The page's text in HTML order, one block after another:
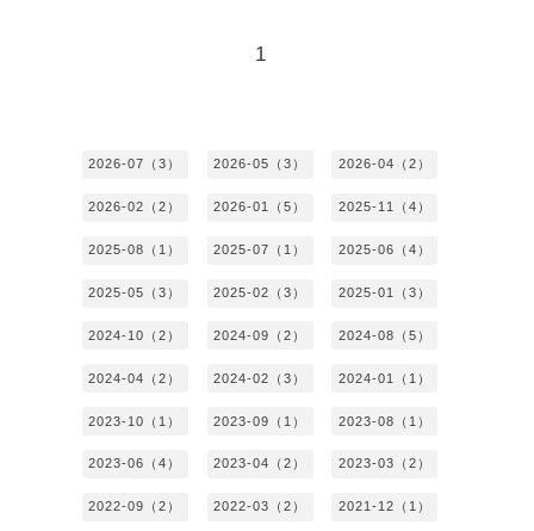
1
2026-07（3） 2026-05（3） 2026-04（2）
2026-02（2） 2026-01（5） 2025-11（4）
2025-08（1） 2025-07（1） 2025-06（4）
2025-05（3） 2025-02（3） 2025-01（3）
2024-10（2） 2024-09（2） 2024-08（5）
2024-04（2） 2024-02（3） 2024-01（1）
2023-10（1） 2023-09（1） 2023-08（1）
2023-06（4） 2023-04（2） 2023-03（2）
2022-09（2） 2022-03（2） 2021-12（1）